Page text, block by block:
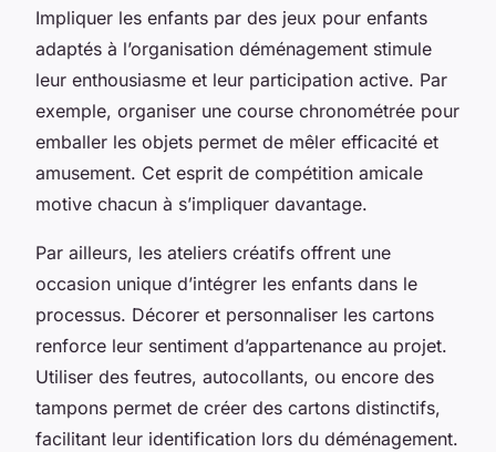
Impliquer les enfants par des jeux pour enfants
adaptés à l’organisation déménagement stimule
leur enthousiasme et leur participation active. Par
exemple, organiser une course chronométrée pour
emballer les objets permet de mêler efficacité et
amusement. Cet esprit de compétition amicale
motive chacun à s’impliquer davantage.
Par ailleurs, les ateliers créatifs offrent une
occasion unique d’intégrer les enfants dans le
processus. Décorer et personnaliser les cartons
renforce leur sentiment d’appartenance au projet.
Utiliser des feutres, autocollants, ou encore des
tampons permet de créer des cartons distinctifs,
facilitant leur identification lors du déménagement.